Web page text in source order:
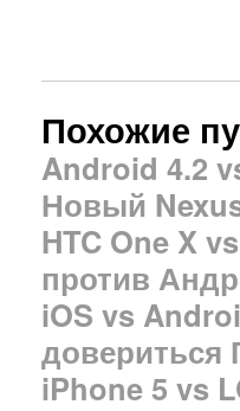
Похожие
Android 4.2
Новый
HTC One X
против
iOS vs
довериться
iPhone 5 vs